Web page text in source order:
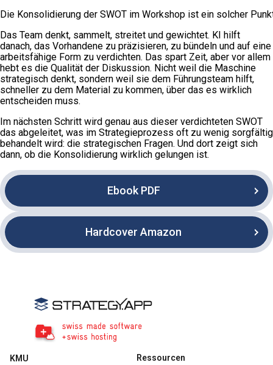
Die Konsolidierung der SWOT im Workshop ist ein solcher
Das Team denkt, sammelt, streitet und gewichtet. KI hilft
danach, das Vorhandene zu präzisieren, zu bündeln und auf eine
arbeitsfähige Form zu verdichten. Das spart Zeit, aber vor allem
hebt es die Qualität der Diskussion. Nicht weil die Maschine
strategisch denkt, sondern weil sie dem Führungsteam hilft,
schneller zu dem Material zu kommen, über das es wirklich
entscheiden muss.
Im nächsten Schritt wird genau aus dieser verdichteten SWOT
das abgeleitet, was im Strategieprozess oft zu wenig sorgfältig
behandelt wird: die strategischen Fragen. Und dort zeigt sich
dann, ob die Konsolidierung wirklich gelungen ist.
Ebook PDF
Hardcover Amazon
KMU Ressourcen